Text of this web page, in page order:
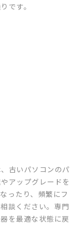
です。
古いパソコンのパ
アップグレードを
ったり、頻繁にフ
談ください。専門
を最適な状態に戻